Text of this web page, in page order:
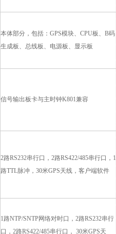
本体部分，包括：GPS模块、CPU板、B码
生成板、总线板、电源板、显示板
信号输出板卡与主时钟K801兼容
2路RS232串行口，2路RS422/485串行口，1
路TTL脉冲，30米GPS天线，客户端软件
1路NTP/SNTP网络对时口，2路RS232串行
口，2路RS422/485串行口， 30米GPS天